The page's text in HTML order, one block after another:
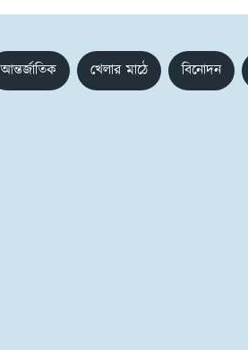
আন্তর্জাতিক খেলার মাঠে বিনোদন